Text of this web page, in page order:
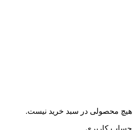
هیچ محصولی در سبد خرید نیست.
حساب کاربری